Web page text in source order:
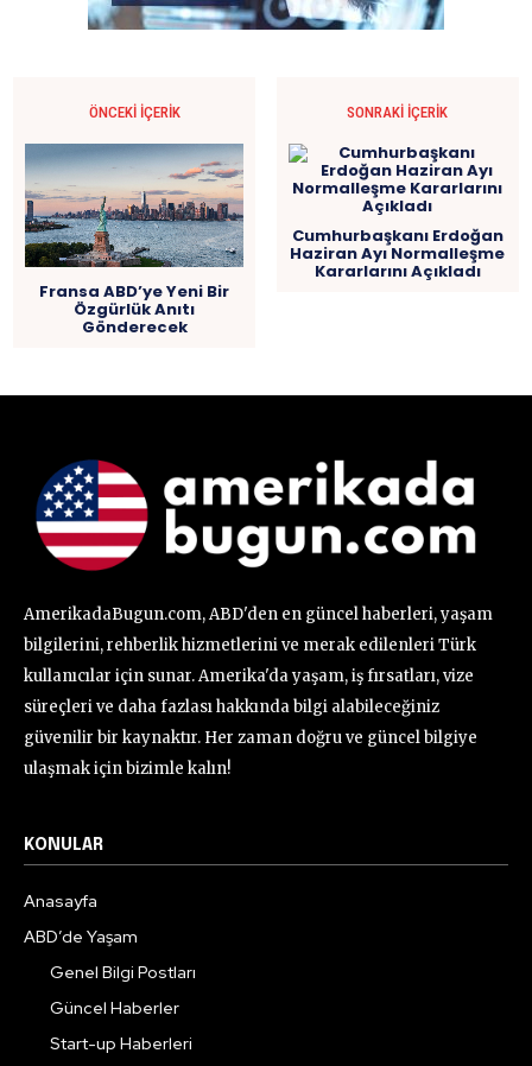
ÖNCEKI İÇERIK
Fransa ABD’ye Yeni Bir
Özgürlük Anıtı
Gönderecek
SONRAKI İÇERIK
Cumhurbaşkanı Erdoğan
Haziran Ayı Normalleşme
Kararlarını Açıkladı
AmerikadaBugun.com, ABD'den en güncel haberleri, yaşam
bilgilerini, rehberlik hizmetlerini ve merak edilenleri Türk
kullanıcılar için sunar. Amerika'da yaşam, iş fırsatları, vize
süreçleri ve daha fazlası hakkında bilgi alabileceğiniz
güvenilir bir kaynaktır. Her zaman doğru ve güncel bilgiye
ulaşmak için bizimle kalın!
KONULAR
Anasayfa
ABD’de Yaşam
Genel Bilgi Postları
Güncel Haberler
Start-up Haberleri